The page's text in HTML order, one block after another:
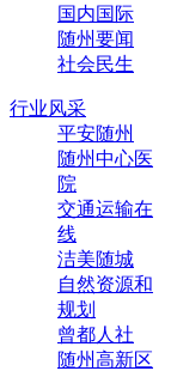
国内国际
随州要闻
社会民生
行业风采
平安随州
随州中心医
院
交通运输在
线
洁美随城
自然资源和
规划
曾都人社
随州高新区